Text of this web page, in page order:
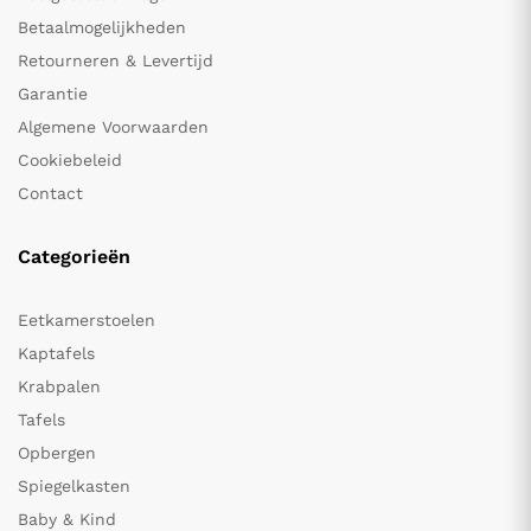
Betaalmogelijkheden
Retourneren & Levertijd
Garantie
Algemene Voorwaarden
Cookiebeleid
Contact
Categorieën
Eetkamerstoelen
Kaptafels
Krabpalen
Tafels
Opbergen
Spiegelkasten
Baby & Kind